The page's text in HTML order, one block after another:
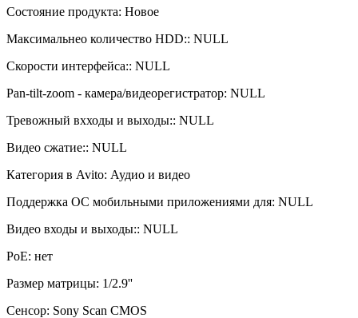
Состояние продукта: Новое
Максимальнео количество HDD:: NULL
Скорости интерфейса:: NULL
Pan-tilt-zoom - камера/видеорегистратор: NULL
Тревожный вхходы и выходы:: NULL
Видео сжатие:: NULL
Категория в Avito: Аудио и видео
Поддержка ОС мобильными приложениями для: NULL
Видео входы и выходы:: NULL
PoE: нет
Размер матрицы: 1/2.9''
Сенсор: Sony Scan CMOS